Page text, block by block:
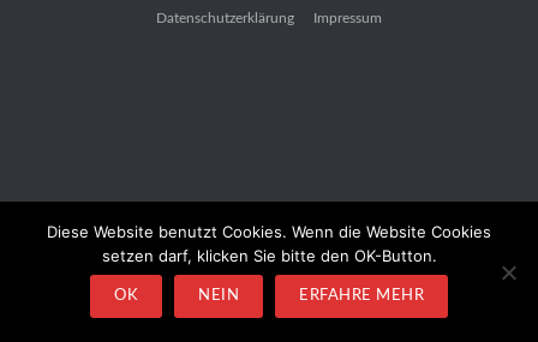
Datenschutzerklärung Impressum
Diese Website benutzt Cookies. Wenn die Website Cookies
setzen darf, klicken Sie bitte den OK-Button.
OK NEIN ERFAHRE MEHR